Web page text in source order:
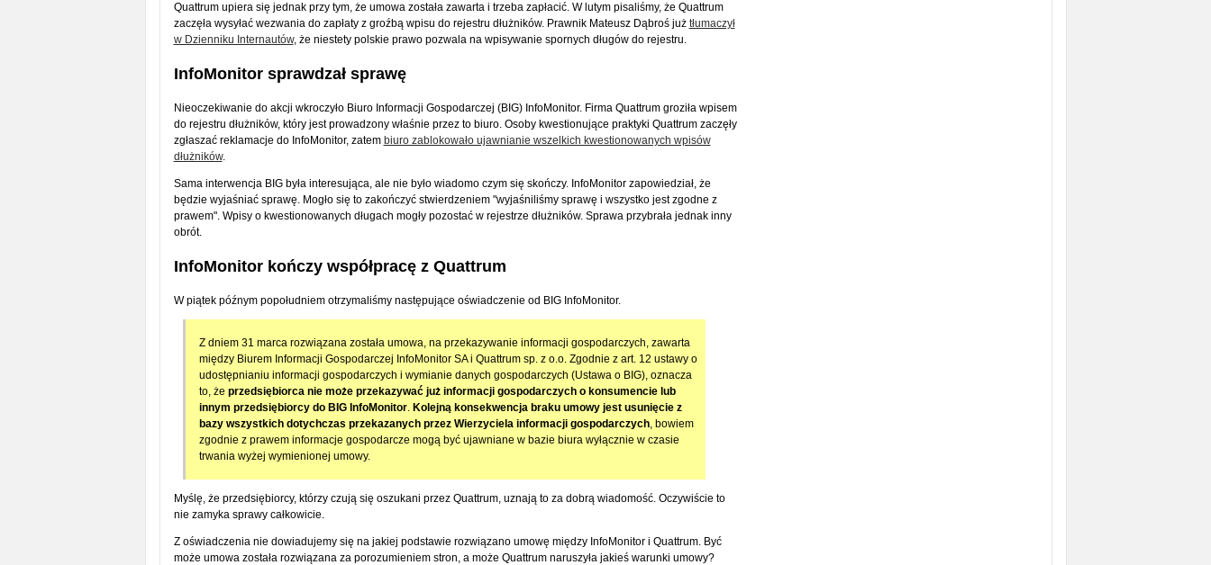
Quattrum upiera się jednak przy tym, że umowa została zawarta i trzeba zapłacić. W lutym pisaliśmy, że Quattrum
zaczęła wysyłać wezwania do zapłaty z groźbą wpisu do rejestru dłużników. Prawnik Mateusz Dąbroś już tłumaczył
w Dzienniku Internautów, że niestety polskie prawo pozwala na wpisywanie spornych długów do rejestru.
InfoMonitor sprawdzał sprawę
Nieoczekiwanie do akcji wkroczyło Biuro Informacji Gospodarczej (BIG) InfoMonitor. Firma Quattrum groziła wpisem
do rejestru dłużników, który jest prowadzony właśnie przez to biuro. Osoby kwestionujące praktyki Quattrum zaczęły
zgłaszać reklamacje do InfoMonitor, zatem biuro zablokowało ujawnianie wszelkich kwestionowanych wpisów
dłużników.
Sama interwencja BIG była interesująca, ale nie było wiadomo czym się skończy. InfoMonitor zapowiedział, że
będzie wyjaśniać sprawę. Mogło się to zakończyć stwierdzeniem "wyjaśniliśmy sprawę i wszystko jest zgodne z
prawem". Wpisy o kwestionowanych długach mogły pozostać w rejestrze dłużników. Sprawa przybrała jednak inny
obrót.
InfoMonitor kończy współpracę z Quattrum
W piątek późnym popołudniem otrzymaliśmy następujące oświadczenie od BIG InfoMonitor.
Z dniem 31 marca rozwiązana została umowa, na przekazywanie informacji gospodarczych, zawarta
między Biurem Informacji Gospodarczej InfoMonitor SA i Quattrum sp. z o.o. Zgodnie z art. 12 ustawy o
udostępnianiu informacji gospodarczych i wymianie danych gospodarczych (Ustawa o BIG), oznacza
to, że przedsiębiorca nie może przekazywać już informacji gospodarczych o konsumencie lub
innym przedsiębiorcy do BIG InfoMonitor. Kolejną konsekwencja braku umowy jest usunięcie z
bazy wszystkich dotychczas przekazanych przez Wierzyciela informacji gospodarczych, bowiem
zgodnie z prawem informacje gospodarcze mogą być ujawniane w bazie biura wyłącznie w czasie
trwania wyżej wymienionej umowy.
Myślę, że przedsiębiorcy, którzy czują się oszukani przez Quattrum, uznają to za dobrą wiadomość. Oczywiście to
nie zamyka sprawy całkowicie.
Z oświadczenia nie dowiadujemy się na jakiej podstawie rozwiązano umowę między InfoMonitor i Quattrum. Być
może umowa została rozwiązana za porozumieniem stron, a może Quattrum naruszyła jakieś warunki umowy?